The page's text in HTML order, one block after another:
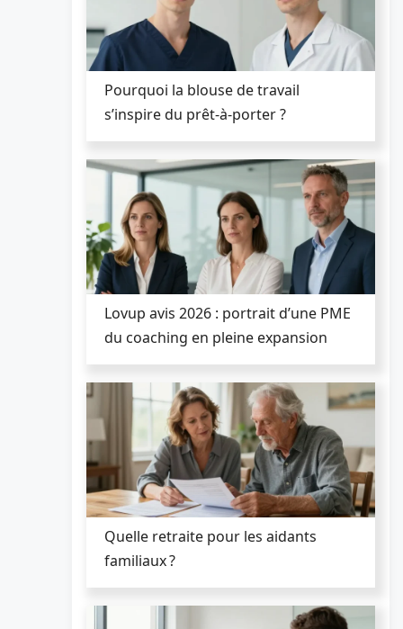
Pourquoi la blouse de travail
s’inspire du prêt-à-porter ?
Lovup avis 2026 : portrait d’une PME
du coaching en pleine expansion
Quelle retraite pour les aidants
familiaux ?